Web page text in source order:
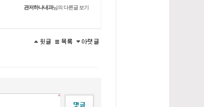
관저하나내과님의 다른글 보기